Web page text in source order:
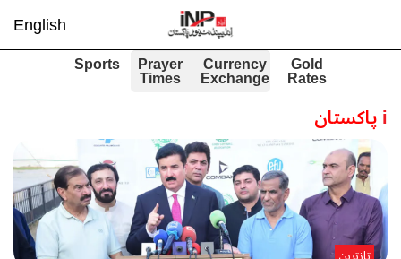
English
Gold
Rates
Currency
Exchange
Prayer
Times
Sports
iپاکستان